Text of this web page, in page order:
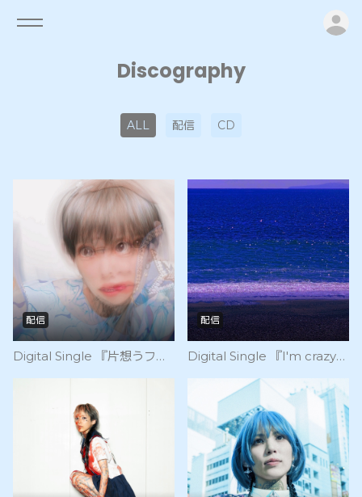
Discography
ALL 配信 CD
配信
Digital Single 『片想うフリ』（2023/9/30 Release）
配信
Digital Single 『I'm crazy』（2023/8/31 Release）